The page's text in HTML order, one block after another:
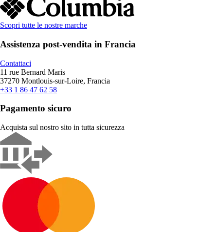
Scopri tutte le nostre marche
Assistenza post-vendita in Francia
Contattaci
11 rue Bernard Maris
37270 Montlouis-sur-Loire, Francia
+33 1 86 47 62 58
Pagamento sicuro
Acquista sul nostro sito in tutta sicurezza